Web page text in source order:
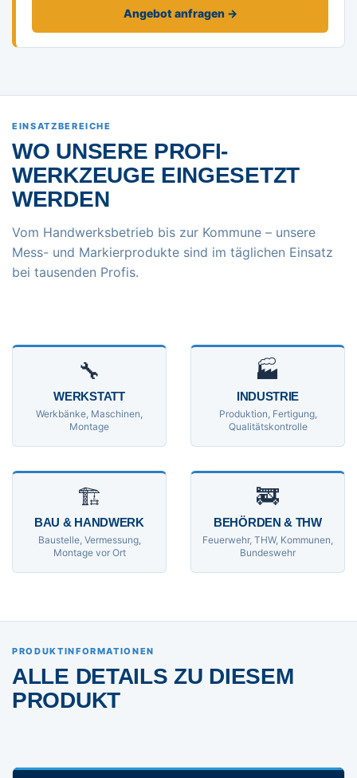
Angebot anfragen →
EINSATZBEREICHE
WO UNSERE PROFI-
WERKZEUGE EINGESETZT
WERDEN
Vom Handwerksbetrieb bis zur Kommune – unsere
Mess- und Markierprodukte sind im täglichen Einsatz
bei tausenden Profis.
🔧
WERKSTATT
Werkbänke, Maschinen,
Montage
🏭
INDUSTRIE
Produktion, Fertigung,
Qualitätskontrolle
🏗
BAU & HANDWERK
Baustelle, Vermessung,
Montage vor Ort
🚒
BEHÖRDEN & THW
Feuerwehr, THW, Kommunen,
Bundeswehr
PRODUKTINFORMATIONEN
ALLE DETAILS ZU DIESEM
PRODUKT